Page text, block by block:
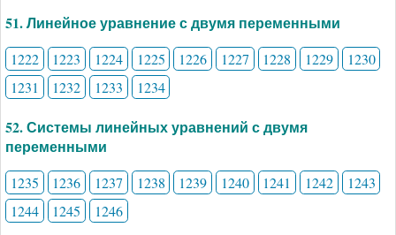
51. Линейное уравнение с двумя переменными
1222 1223 1224 1225 1226 1227 1228 1229
1230
1231
1232 1233 1234
52. Системы линейных уравнений с двумя
переменными
1235 1236 1237 1238 1239 1240 1241 1242
1243
1244
1245 1246